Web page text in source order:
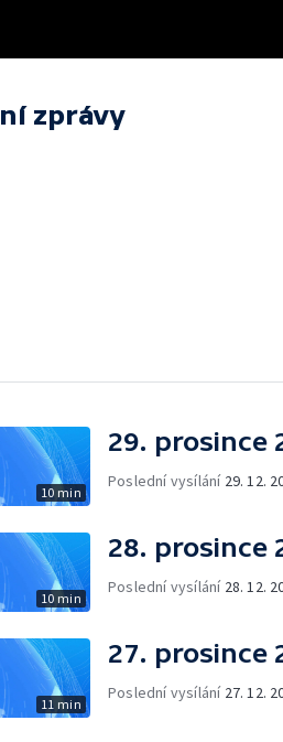
zprávy
10 min
29. prosince
Poslední vysílání 29. 12.
10 min
28. prosince
Poslední vysílání 28. 12.
11 min
27. prosince
Poslední vysílání 27. 12.